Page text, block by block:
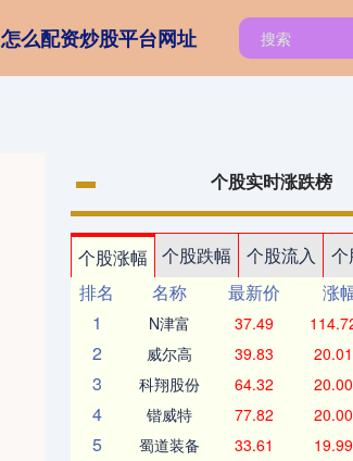
怎么配资炒股平台网址
个股实时涨跌榜
个股涨幅 个股跌幅 个股流入 个
排名
名称 最新价 涨
1
N津富 37.49
2 威尔高 39.83
3 科翔股份 64.32
4 锴威特 77.82
5 蜀道装备 33.61